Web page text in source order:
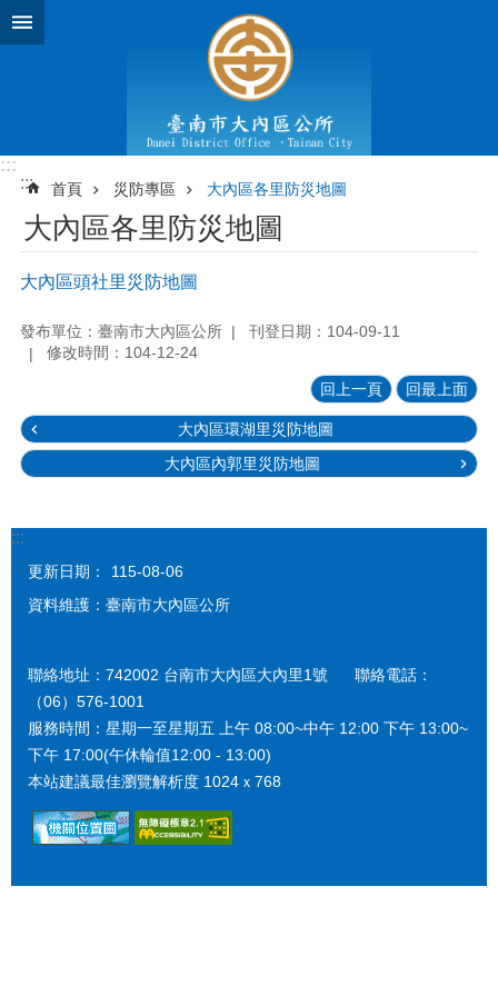
跳到主要內容區塊
:::
:::
首頁 災防專區 大內區各里防災地圖
大內區各里防災地圖
大內區頭社里災防地圖
發布單位：臺南市大內區公所
刊登日期：104-09-11
修改時間：104-12-24
回上一頁 回最上面
大內區環湖里災防地圖
大內區內郭里災防地圖
:::
更新日期：
115-08-06
資料維護：臺南市大內區公所
聯絡地址：742002 台南市大內區大內里1號 聯絡電話：
（06）576-1001
服務時間：星期一至星期五 上午 08:00~中午 12:00 下午 13:00~
下午 17:00(午休輪值12:00 - 13:00)
本站建議最佳瀏覽解析度 1024ｘ768